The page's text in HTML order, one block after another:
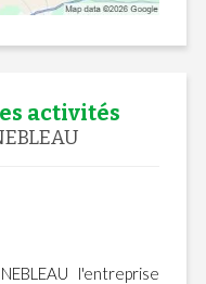
activités
l'entreprise